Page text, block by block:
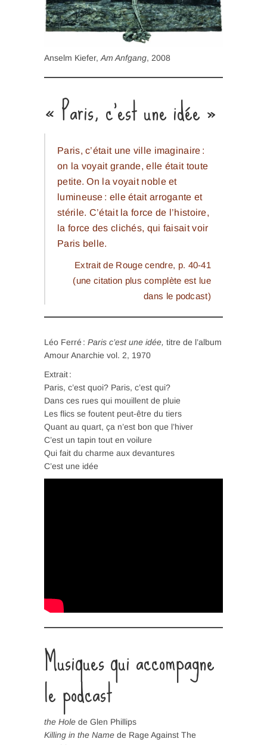
Anselm Kiefer, Am Anfgang, 2008
« Paris, c’est une idée »
Paris, c’était une ville imaginaire :
on la voyait grande, elle était toute
petite. On la voyait noble et
lumineuse : elle était arrogante et
stérile. C’était la force de l’histoire,
la force des clichés, qui faisait voir
Paris belle.
Extrait de Rouge cendre, p. 40-41
(une citation plus complète est lue
dans le podcast)
Léo Ferré : Paris c’est une idée, titre de l’album
Amour Anarchie vol. 2, 1970
Extrait :
Paris, c’est quoi? Paris, c’est qui?
Dans ces rues qui mouillent de pluie
Les flics se foutent peut-être du tiers
Quant au quart, ça n’est bon que l’hiver
C’est un tapin tout en voilure
Qui fait du charme aux devantures
C’est une idée
Musiques qui accompagne
le podcast
the Hole de Glen Phillips
Killing in the Name de Rage Against The